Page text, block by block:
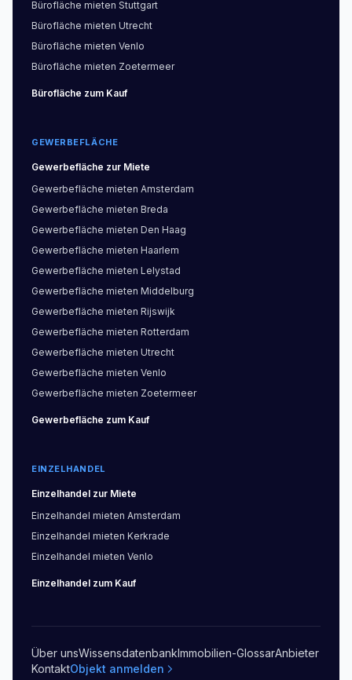
Bürofläche mieten Stuttgart
Bürofläche mieten Utrecht
Bürofläche mieten Venlo
Bürofläche mieten Zoetermeer
Bürofläche zum Kauf
GEWERBEFLÄCHE
Gewerbefläche zur Miete
Gewerbefläche mieten Amsterdam
Gewerbefläche mieten Breda
Gewerbefläche mieten Den Haag
Gewerbefläche mieten Haarlem
Gewerbefläche mieten Lelystad
Gewerbefläche mieten Middelburg
Gewerbefläche mieten Rijswijk
Gewerbefläche mieten Rotterdam
Gewerbefläche mieten Utrecht
Gewerbefläche mieten Venlo
Gewerbefläche mieten Zoetermeer
Gewerbefläche zum Kauf
EINZELHANDEL
Einzelhandel zur Miete
Einzelhandel mieten Amsterdam
Einzelhandel mieten Kerkrade
Einzelhandel mieten Venlo
Einzelhandel zum Kauf
Über unsWissensdatenbankImmobilien-GlossarAnbieter
KontaktObjekt anmelden